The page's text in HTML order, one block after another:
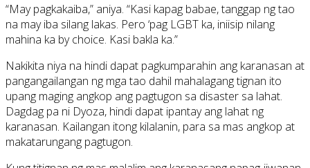
“May pagkakaiba,” aniya. “Kasi kapag babae, tanggap ng tao
na may iba silang lakas. Pero ‘pag LGBT ka, iniisip nilang
mahina ka by choice. Kasi bakla ka.”
Nakikita niya na hindi dapat pagkumparahin ang karanasan at
pangangailangan ng mga tao dahil mahalagang tignan ito
upang maging angkop ang pagtugon sa disaster sa lahat.
Dagdag pa ni Dyoza, hindi dapat ipantay ang lahat ng
karanasan. Kailangan itong kilalanin, para sa mas angkop at
makatarungang pagtugon.